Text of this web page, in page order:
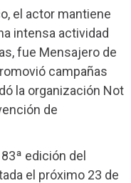
el actor mantiene
intensa actividad
fue Mensajero de
campañas
la organización Not
de
edición del
el próximo 23 de